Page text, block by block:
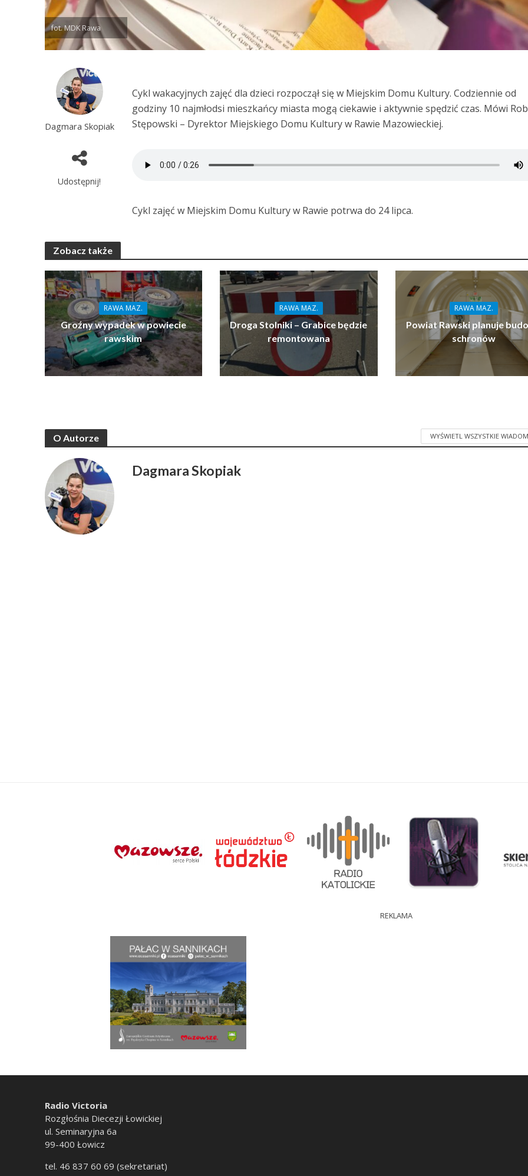
fot. MDK Rawa
Dagmara Skopiak
Udostępnij!
Cykl wakacyjnych zajęć dla dzieci rozpoczął się w Miejskim Domu Kultury. Codziennie od
godziny 10 najmłodsi mieszkańcy miasta mogą ciekawie i aktywnie spędzić czas. Mówi
Stępowski – Dyrektor Miejskiego Domu Kultury w Rawie Mazowieckiej.
Cykl zajęć w Miejskim Domu Kultury w Rawie potrwa do 24 lipca.
Zobacz także
RAWA MAZ.
Groźny wypadek w powiecie
rawskim
RAWA MAZ.
Droga Stolniki – Grabice będzie
remontowana
RAWA MAZ.
Powiat Rawski planuje
schronów
O Autorze WYŚWIETL WSZYSTKIE
Dagmara Skopiak
REKLAMA
Radio Victoria
Rozgłośnia Diecezji Łowickiej
ul. Seminaryjna 6a
99-400 Łowicz
tel. 46 837 60 69 (sekretariat)